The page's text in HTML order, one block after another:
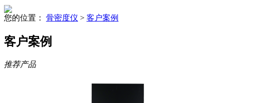
您的位置： 骨密度仪 > 客户案例
客户案例
推荐产品